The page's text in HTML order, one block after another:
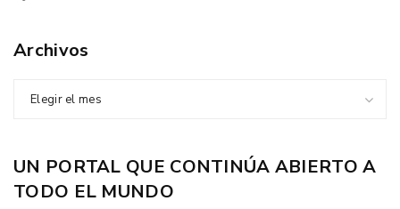
Archivos
Elegir el mes
UN PORTAL QUE CONTINÚA ABIERTO A
TODO EL MUNDO